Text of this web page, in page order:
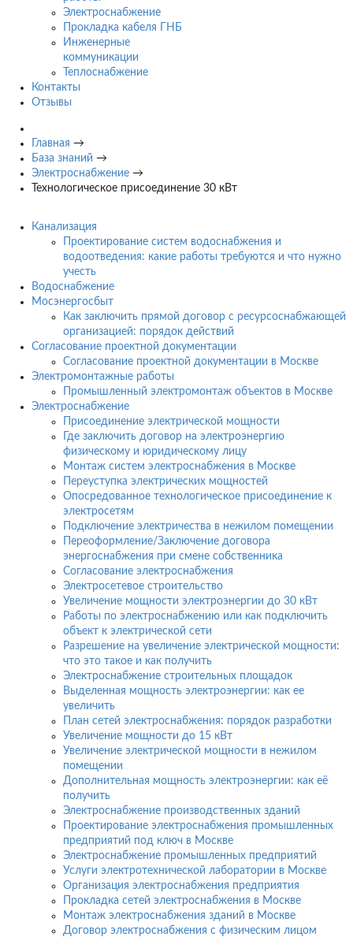
Электроснабжение
Прокладка кабеля ГНБ
Инженерные
коммуникации
Теплоснабжение
Контакты
Отзывы
Главная →
База знаний →
Электроснабжение →
Технологическое присоединение 30 кВт
Канализация
Проектирование систем водоснабжения и
водоотведения: какие работы требуются и что нужно
учесть
Водоснабжение
Мосэнергосбыт
Как заключить прямой договор с ресурсоснабжающей
организацией: порядок действий
Согласование проектной документации
Согласование проектной документации в Москве
Электромонтажные работы
Промышленный электромонтаж объектов в Москве
Электроснабжение
Присоединение электрической мощности
Где заключить договор на электроэнергию
физическому и юридическому лицу
Монтаж систем электроснабжения в Москве
Переуступка электрических мощностей
Опосредованное технологическое присоединение к
электросетям
Подключение электричества в нежилом помещении
Переоформление/Заключение договора
энергоснабжения при смене собственника
Согласование электроснабжения
Электросетевое строительство
Увеличение мощности электроэнергии до 30 кВт
Работы по электроснабжению или как подключить
объект к электрической сети
Разрешение на увеличение электрической мощности:
что это такое и как получить
Электроснабжение строительных площадок
Выделенная мощность электроэнергии: как ее
увеличить
План сетей электроснабжения: порядок разработки
Увеличение мощности до 15 кВт
Увеличение электрической мощности в нежилом
помещении
Дополнительная мощность электроэнергии: как её
получить
Электроснабжение производственных зданий
Проектирование электроснабжения промышленных
предприятий под ключ в Москве
Электроснабжение промышленных предприятий
Услуги электротехнической лаборатории в Москве
Организация электроснабжения предприятия
Прокладка сетей электроснабжения в Москве
Монтаж электроснабжения зданий в Москве
Договор электроснабжения с физическим лицом